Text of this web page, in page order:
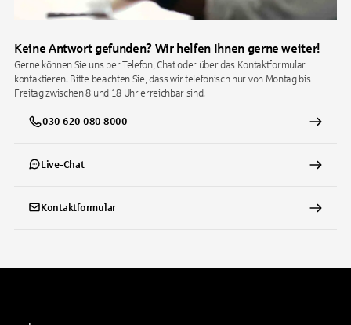
Keine Antwort gefunden? Wir helfen Ihnen gerne weiter!
Gerne können Sie uns per Telefon, Chat oder über das Kontaktformular
kontaktieren. Bitte beachten Sie, dass wir telefonisch nur von Montag bis
Freitag zwischen 8 und 18 Uhr erreichbar sind.
030 620 080 8000
Live-Chat
Kontaktformular